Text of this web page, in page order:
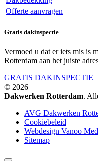
Offerte aanvragen
Gratis dakinspectie
Vermoed u dat er iets mis is
Rotterdam aan het juiste
GRATIS DAKINSPECTIE
© 2026
Dakwerken Rotterdam.
AVG Dakwerken
Cookiebeleid
Webdesign Vanoo
Sitemap